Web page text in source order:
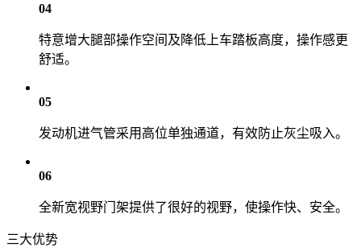
04
特意增大腿部操作空间及降低上车踏板高度，操作感更
舒适。
05
发动机进气管采用高位单独通道，有效防止灰尘吸入。
06
全新宽视野门架提供了很好的视野，使操作快、安全。
三大优势